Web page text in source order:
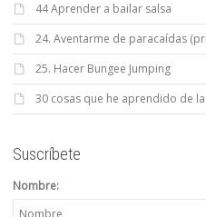
44 Aprender a bailar salsa
24. Aventarme de paracaídas
25. Hacer Bungee Jumping
30 cosas que he aprendido de
Suscríbete
Nombre: